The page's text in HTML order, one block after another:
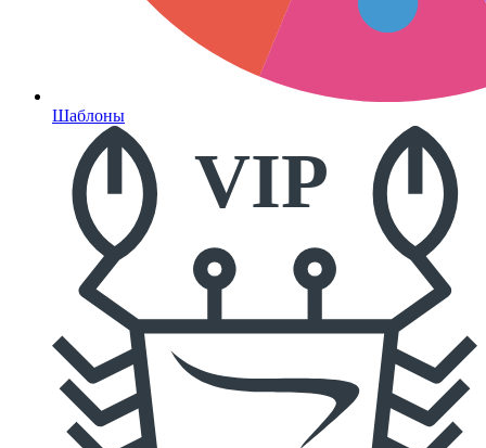
Шаблоны